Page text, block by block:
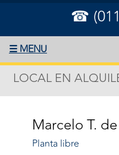
☎
☰ MENU
LOCAL EN
Marcelo T.
Planta libre